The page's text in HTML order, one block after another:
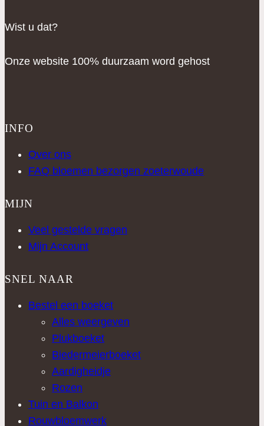
Wist u dat?
Onze website 100% duurzaam word gehost
INFO
Over ons
FAQ bloemen bezorgen zoeterwoude
MIJN
Veel gestelde vragen
Mijn Account
SNEL NAAR
Bestel een boeket
Alles weergeven
Plukboeket
Biedermeierboeket
Aardigheidje
Rozen
Tuin en Balkon
Rouwbloemwerk